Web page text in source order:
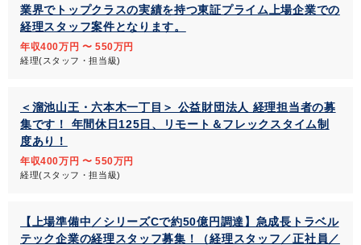
業界でトップクラスの実績を持つ東証プライム上場企業での
経理スタッフ案件となります。
年収400万円 〜 550万円
経理(スタッフ・担当級)
＜溜池山王・六本木一丁目＞ 公益財団法人 経理担当者の募
集です！ 年間休日125日、リモート＆フレックスタイム制
度あり！
年収400万円 〜 550万円
経理(スタッフ・担当級)
【上場準備中／シリーズCで約50億円調達】急成長トラベル
テック企業の経理スタッフ募集！（経理スタッフ／正社員／